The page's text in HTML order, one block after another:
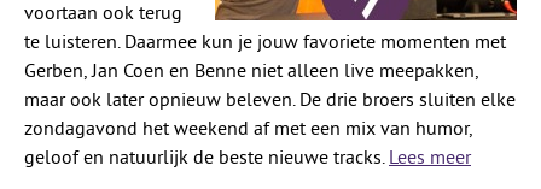
voortaan ook terug
te luisteren. Daarmee kun je jouw favoriete momenten met
Gerben, Jan Coen en Benne niet alleen live meepakken,
maar ook later opnieuw beleven. De drie broers sluiten elke
zondagavond het weekend af met een mix van humor,
geloof en natuurlijk de beste nieuwe tracks. Lees meer